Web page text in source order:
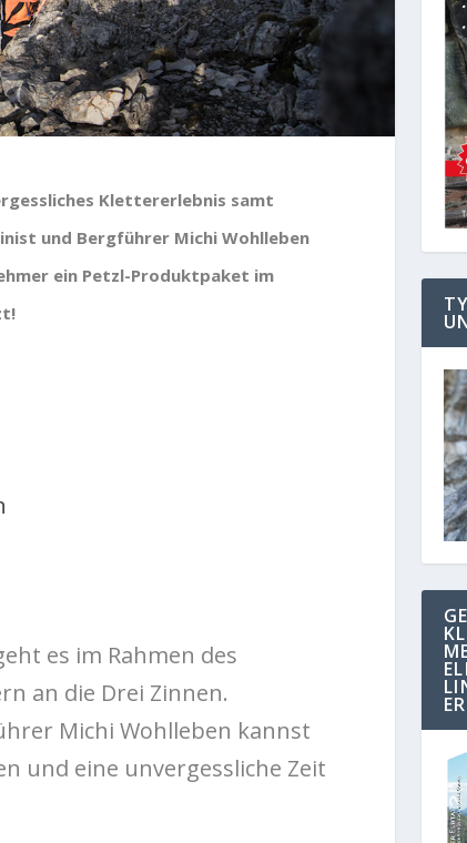
Klettererlebnis samt
und Bergführer Michi Wohlleben
ein Petzl-Produktpaket im
es im Rahmen des
an die Drei Zinnen.
Michi Wohlleben kannst
und eine unvergessliche Zeit